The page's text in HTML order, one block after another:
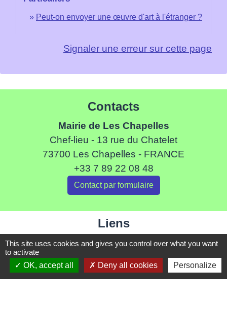
Peut-on envoyer une œuvre d'art à l'étranger ?
Signaler une erreur sur cette page
Contacts
Mairie de Les Chapelles
Chef-lieu - 13 rue du Chatelet
73700 Les Chapelles - FRANCE
+33 7 89 22 08 48
Contact par formulaire
Liens
Communauté de Commune de Haute Tarentaise
Service Public
Assemblée du Pays Tarentaise Vanoise
This site uses cookies and gives you control over what you want
to activate
OK, accept all
Deny all cookies Personalize